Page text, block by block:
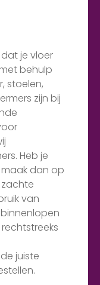
je vloer
behulp
stoelen,
zijn bij
Heb je
dan op
van
de juiste